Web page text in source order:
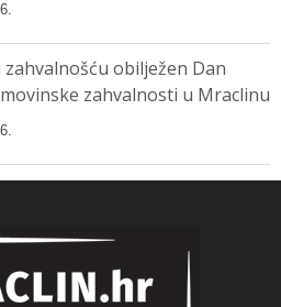
obilježen Dan
zahvalnosti u Mraclinu